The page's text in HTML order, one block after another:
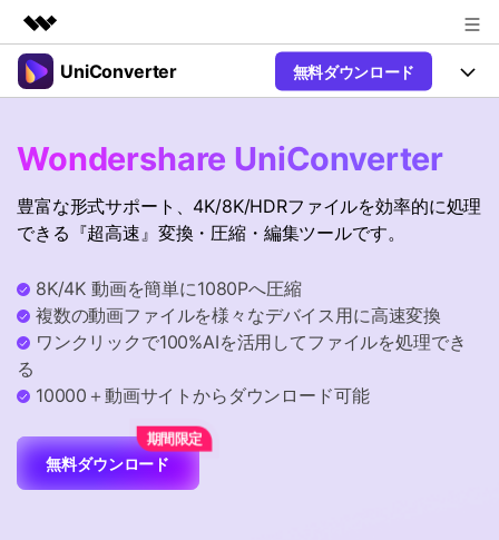
製品
ユーティリティ
概要
ソリューション
プラン＆価格
サポート
UniConverter 無料ダウンロード
UniConverter-動画変換ソフト
UniConverter Windows版
音声をテキストに
確かつ便利にテキストに変換
New
【簡単】複数の動画ファイルを
Hot
AI 機能
オンラインツール
オンライン動画圧縮ツール
動画・画像の無料圧縮
オンライン動画変換ツール
動画・音声・画像の無料変換
Hot
Ver17へアップグレード
使い方&コツ
操作ガイド
動画関連のコツ
特集ページ
サポート
Wondershare UniConverter
豊富な形式サポート、4K/8K/HDRファイルを効率的に処理
できる『超高速』変換・圧縮・編集ツールです。
8K/4K 動画を簡単に1080Pへ圧縮
複数の動画ファイルを様々なデバイス用に高速変換
ワンクリックで100%AIを活用してファイルを処理でき
る
10000＋動画サイトからダウンロード可能
無料ダウンロード